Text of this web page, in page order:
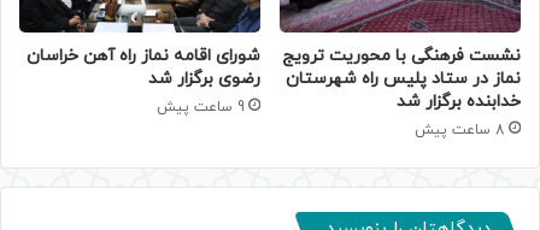
نشست فرهنگی با محوریت ترویج
نماز در ستاد پلیس راه شهرستان
خدابنده برگزار شد
8 ساعت پیش
شورای اقامه نماز راه آهن خراسان
رضوی برگزار شد
9 ساعت پیش